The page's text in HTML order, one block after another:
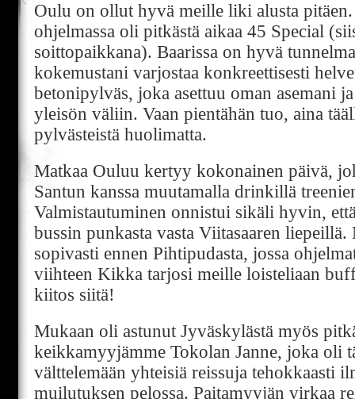
Oulu on ollut hyvä meille liki alusta
ohjelmassa oli pitkästä aikaa 45 Special
soittopaikkana). Baarissa on hyvä
kokemustani varjostaa konkreettisesti
betonipylväs, joka asettuu oman asemani
yleisön väliin. Vaan pientähän tuo, aina
pylvästeistä huolimatta.
Matkaa Ouluu kertyy kokonainen päivä,
Santun kanssa muutamalla drinkillä
Valmistautuminen onnistui sikäli hyvin,
bussin punkasta vasta Viitasaaren
sopivasti ennen Pihtipudasta, jossa
viihteen Kikka tarjosi meille loisteliaan
kiitos siitä!
Mukaan oli astunut Jyväskylästä myös
keikkamyyjämme Tokolan Janne, joka oli
välttelemään yhteisiä reissuja tehokkaasti
muilutuksen pelossa. Paitamyyjän virkaa